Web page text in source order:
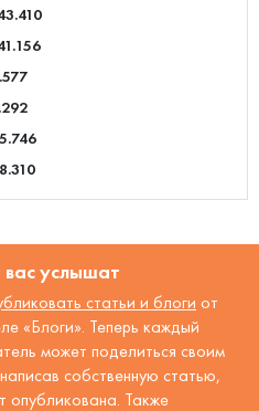
вас услышат
статьи и блоги от
«Блоги». Теперь каждый
может поделиться своим
собственную статью,
опубликована. Также